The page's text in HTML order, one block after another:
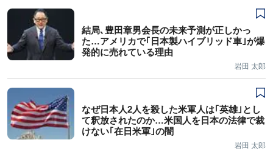
結局､豊田章男会長の未来予測が正しかっ
た…アメリカで｢日本製ハイブリッド車｣が爆
発的に売れている理由
岩田 太郎
なぜ日本人2人を殺した米軍人は｢英雄｣とし
て釈放されたのか…米国人を日本の法律で裁
けない｢在日米軍｣の闇
岩田 太郎